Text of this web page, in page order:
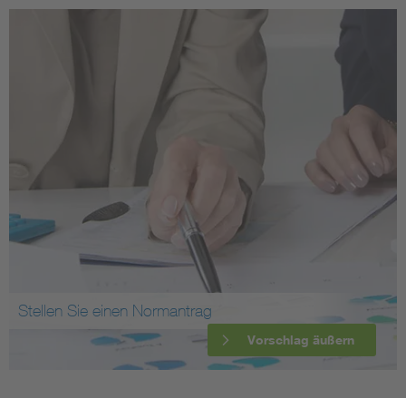
Stellen Sie einen Normantrag
Vorschlag äußern